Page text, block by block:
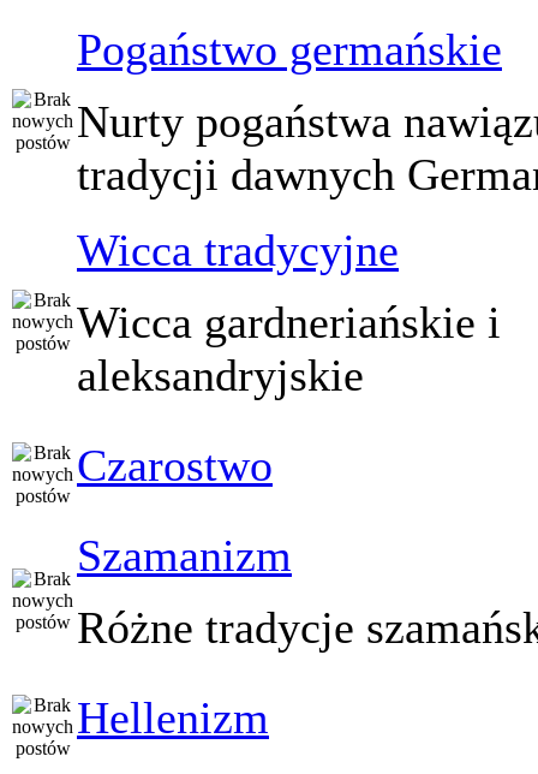
Pogaństwo germańskie
Nurty pogaństwa
tradycji dawnych
Wicca tradycyjne
Wicca gardneriańskie i
aleksandryjskie
Czarostwo
Szamanizm
Różne tradycje
Hellenizm